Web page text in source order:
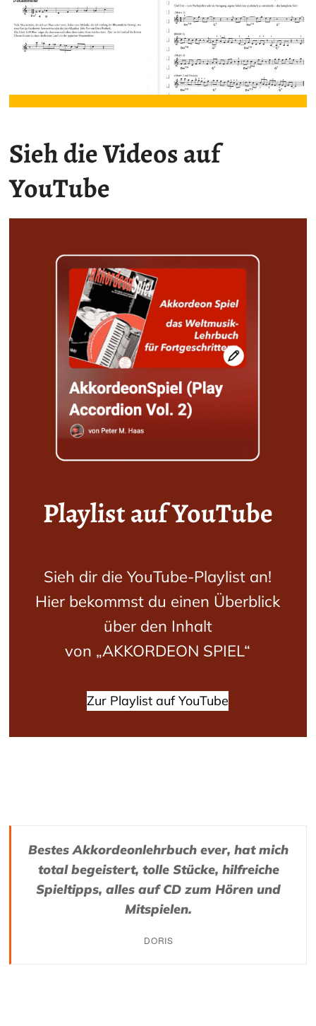
Sieh die Videos auf
YouTube
Playlist auf YouTube
Sieh dir die YouTube-Playlist an!
Hier bekommst du einen Überblick
über den Inhalt
von „AKKORDEON SPIEL“
Zur Playlist auf YouTube
Bestes Akkordeonlehrbuch ever, hat mich
total begeistert, tolle Stücke, hilfreiche
Spieltipps, alles auf CD zum Hören und
Mitspielen.
DORIS